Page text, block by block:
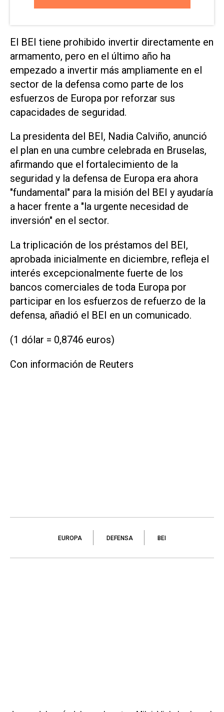
El BEI tiene prohibido invertir directamente en
armamento, pero en el último año ha
empezado a invertir más ampliamente en el
sector de la defensa como parte de los
esfuerzos de Europa por reforzar sus
capacidades de seguridad.
La presidenta del BEI, Nadia Calviño, anunció
el plan en una cumbre celebrada en Bruselas,
afirmando que el fortalecimiento de la
seguridad y la defensa de Europa era ahora
"fundamental" para la misión del BEI y ayudaría
a hacer frente a "la urgente necesidad de
inversión" en el sector.
La triplicación de los préstamos del BEI,
aprobada inicialmente en diciembre, refleja el
interés excepcionalmente fuerte de los
bancos comerciales de toda Europa por
participar en los esfuerzos de refuerzo de la
defensa, añadió el BEI en un comunicado.
(1 dólar = 0,8746 euros)
Con información de Reuters
EUROPA DEFENSA BEI